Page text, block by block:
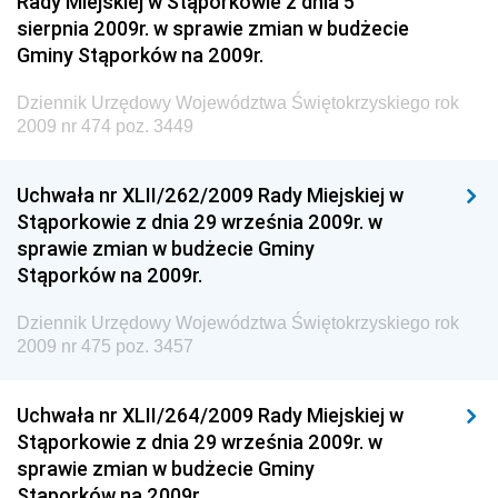
Dziennik Urzędowy Głównego Inspektoratu Ochrony
Środowiska
Środowiska
Dziennik Urzędowy Ministerstwa Administracji i
Gospodarki Przestrzennej
Dziennik Urzędowy Unii Europejskiej, L
Dziennik Urzędowy Ministerstwa Komunikacji
Dziennik Urzędowy Ministerstwa Przemysłu
Dziennik Urzędowy Ministerstwa Rolnictwa i
Gospodarki Żywnościowej
Dziennik Urzędowy Ministra Rodziny, Pracy i Polityki
sierpnia 2009r. w sprawie zmian w budżecie
Gminy Stąporków na 2009r.
Dziennik Urzędowy Województwa Świętokrzyskiego rok
2009 nr 474 poz. 3449
Uchwała nr XLII/262/2009 Rady Miejskiej w
Stąporkowie z dnia 29 września 2009r. w
sprawie zmian w budżecie Gminy
Stąporków na 2009r.
Dziennik Urzędowy Województwa Świętokrzyskiego rok
2009 nr 475 poz. 3457
Uchwała nr XLII/264/2009 Rady Miejskiej w
Stąporkowie z dnia 29 września 2009r. w
sprawie zmian w budżecie Gminy